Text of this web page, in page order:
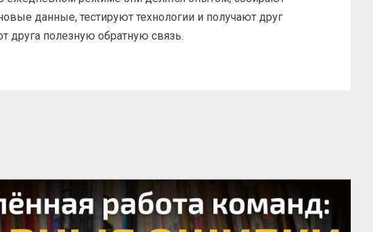
данные, тестируют технологии и получают друг
друга полезную обратную связь.